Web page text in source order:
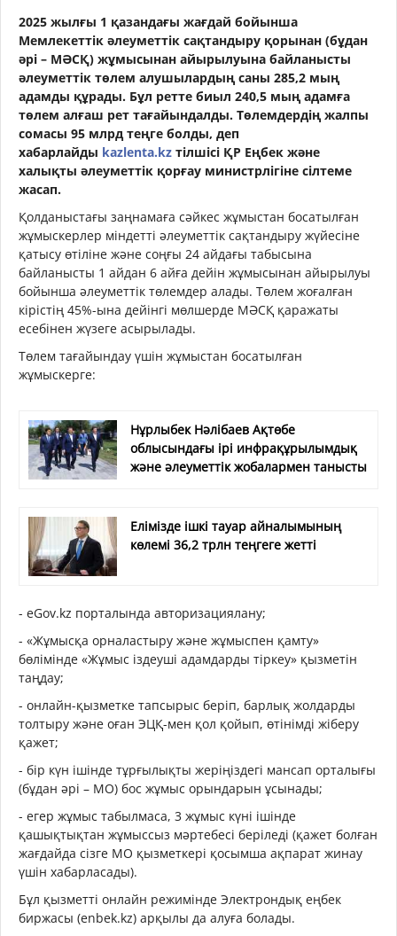
2025 жылғы 1 қазандағы жағдай бойынша
Мемлекеттік әлеуметтік сақтандыру қорынан (бұдан
әрі – МӘСҚ) жұмысынан айырылуына байланысты
әлеуметтік төлем алушылардың саны 285,2 мың
адамды құрады. Бұл ретте биыл 240,5 мың адамға
төлем алғаш рет тағайындалды. Төлемдердің жалпы
сомасы 95 млрд теңге болды, деп
хабарлайды kazlenta.kz тілшісі ҚР Еңбек және
халықты әлеуметтік қорғау министрлігіне сілтеме
жасап.
Қолданыстағы заңнамаға сәйкес жұмыстан босатылған
жұмыскерлер міндетті әлеуметтік сақтандыру жүйесіне
қатысу өтіліне және соңғы 24 айдағы табысына
байланысты 1 айдан 6 айға дейін жұмысынан айырылуы
бойынша әлеуметтік төлемдер алады. Төлем жоғалған
кірістің 45%-ына дейінгі мөлшерде МӘСҚ қаражаты
есебінен жүзеге асырылады.
Төлем тағайындау үшін жұмыстан босатылған
жұмыскерге:
Нұрлыбек Нәлібаев Ақтөбе
облысындағы ірі инфрақұрылымдық
және әлеуметтік жобалармен танысты
Елімізде ішкі тауар айналымының
көлемі 36,2 трлн теңгеге жетті
- eGov.kz порталында авторизациялану;
- «Жұмысқа орналастыру және жұмыспен қамту»
бөлімінде «Жұмыс іздеуші адамдарды тіркеу» қызметін
таңдау;
- онлайн-қызметке тапсырыс беріп, барлық жолдарды
толтыру және оған ЭЦҚ-мен қол қойып, өтінімді жіберу
қажет;
- бір күн ішінде тұрғылықты жеріңіздегі мансап орталығы
(бұдан әрі – МО) бос жұмыс орындарын ұсынады;
- егер жұмыс табылмаса, 3 жұмыс күні ішінде
қашықтықтан жұмыссыз мәртебесі беріледі (қажет болған
жағдайда сізге МО қызметкері қосымша ақпарат жинау
үшін хабарласады).
Бұл қызметті онлайн режимінде Электрондық еңбек
биржасы (enbek.kz) арқылы да алуға болады.